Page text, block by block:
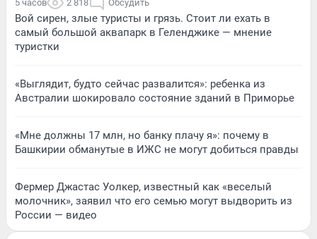
5 часов 2 818 Обсудить
Вой сирен, злые туристы и грязь. Стоит ли ехать в
самый большой аквапарк в Геленджике — мнение
туристки
«Выглядит, будто сейчас развалится»: ребенка из
Австралии шокировало состояние зданий в Приморье
«Мне должны 17 млн, но банку плачу я»: почему в
Башкирии обманутые в ИЖС не могут добиться правды
Фермер Джастас Уолкер, известный как «веселый
молочник», заявил что его семью могут выдворить из
России — видео